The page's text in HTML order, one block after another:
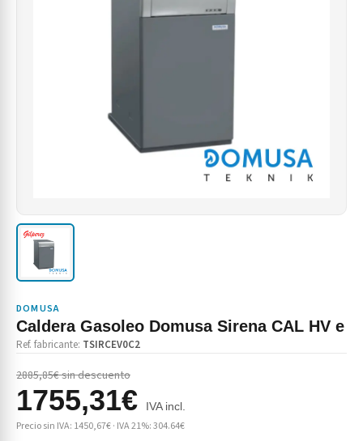
DOMUSA
Caldera Gasoleo Domusa Sirena CAL HV e
Ref. fabricante: TSIRCEV0C2
2885,85€ sin descuento
1755,31€ IVA incl.
Precio sin IVA: 1450,67€ · IVA 21%: 304.64€